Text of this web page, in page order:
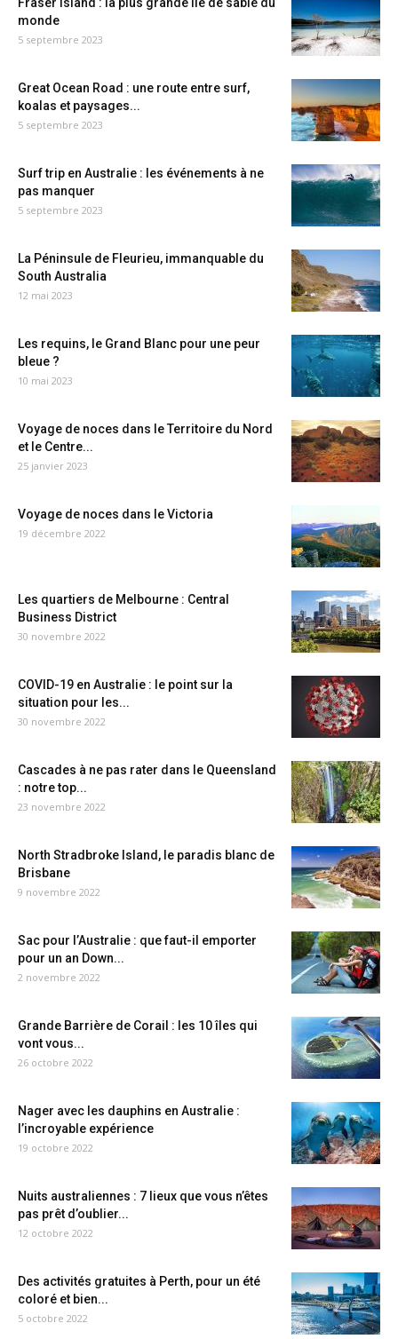
monde
5 septembre 2023
Great Ocean Road : une route entre surf,
koalas et paysages...
5 septembre 2023
Surf trip en Australie : les événements à ne
pas manquer
5 septembre 2023
La Péninsule de Fleurieu, immanquable du
South Australia
12 mai 2023
Les requins, le Grand Blanc pour une peur
bleue ?
10 mai 2023
Voyage de noces dans le Territoire du Nord
et le Centre...
25 janvier 2023
Voyage de noces dans le Victoria
19 décembre 2022
Les quartiers de Melbourne : Central
Business District
30 novembre 2022
COVID-19 en Australie : le point sur la
situation pour les...
30 novembre 2022
Cascades à ne pas rater dans le Queensland
: notre top...
23 novembre 2022
North Stradbroke Island, le paradis blanc de
Brisbane
9 novembre 2022
Sac pour l’Australie : que faut-il emporter
pour un an Down...
2 novembre 2022
Grande Barrière de Corail : les 10 îles qui
vont vous...
26 octobre 2022
Nager avec les dauphins en Australie :
l’incroyable expérience
19 octobre 2022
Nuits australiennes : 7 lieux que vous n’êtes
pas prêt d’oublier...
12 octobre 2022
Des activités gratuites à Perth, pour un été
coloré et bien...
5 octobre 2022